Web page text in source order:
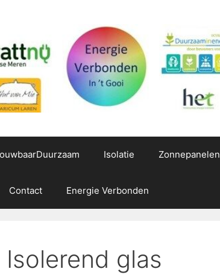
Isolatie Zonnepanelen
Contact Energie Verbonden
Isolerend glas